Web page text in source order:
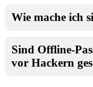
Wie mache ich
Sind Offline-
vor Hackern